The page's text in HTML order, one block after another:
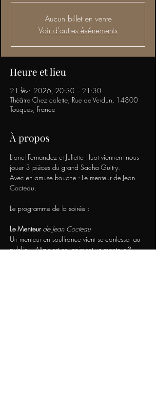
Aucun billet en vente
Voir d'autres événements
Heure et lieu
21 févr. 2026, 20:30 – 21:30
Théâtre Chez colette, Rue de Verdun, 14800
Touques, France
À propos
Lionel Fernandez et Juliette Huot viennent nous
jouer 3 pièces du grand Sacha Guitry.
Avec en amuse bouche : Le menteur de Jean
Cocteau.
Le programme de la soirée :
Le Menteur de Jean Cocteau
Un menteur en souffrance vient se confesser au
public… Mais est-ce vraiment un menteur ?...